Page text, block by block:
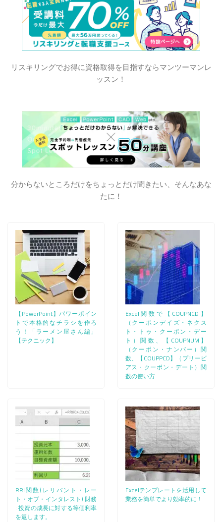
リスキリングでお得に資格取得を目指すならマンツーマンレ
ッスン！
分からないところだけをちょっとだけ聞きたい、そんなあな
たに！
【PowerPoint】パワーポイン
トで本格的なチラシを作ろ
う！「ラーメン屋さん編」
【テクニック】
Excel関数で【COUPNCD】
（クーポンデイズ・ネクス
ト・トゥ・クーポン・デー
ト）関数、【COUPNUM】
（クーポン・ナンバー）関
数、【COUPPCD】（プリービ
アス・クーポン・デート）関
数の使い方
RRI関数(レリバント・レー
ト・オブ・インタレスト) 財務​​
: 投資の成長に対する等価利率
を返します。
Excelテンプレートを活用して
業務を簡単でより効率的に！